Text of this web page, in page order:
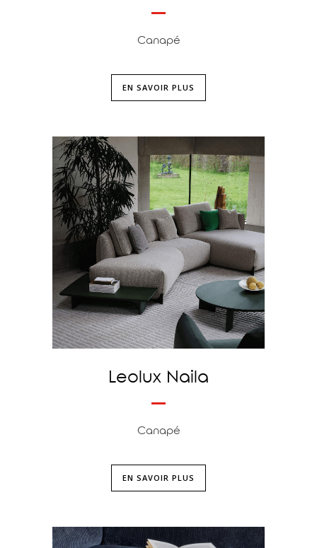
Canapé
EN SAVOIR PLUS
Leolux Naila
Canapé
EN SAVOIR PLUS